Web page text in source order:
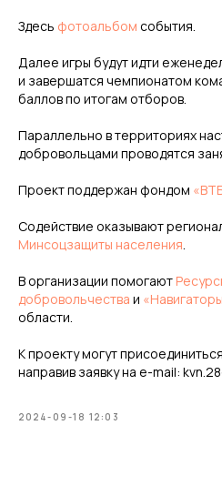
Здесь фотоальбом события.
Далее игры будут идти
и завершатся чемпионатом
баллов по итогам отборов.
Параллельно в территориях
добровольцами проводятся
Проект поддержан фондом
Содействие оказывают
Минсоцзащиты населения.
В организации помогают
добровольчества и
области.
К проекту могут
направив заявку на e-mail:
2024-09-18 12:03